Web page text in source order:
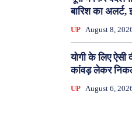
बारिश का अलर्ट,
UP August 8,
योगी के लिए ऐसी
कांवड़ लेकर
UP August 6,